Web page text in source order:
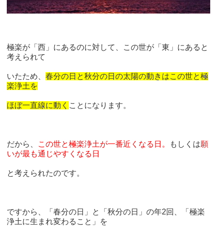
極楽が「西」にあるのに対して、この世が「東」にあると
考えられて
いたため、春分の日と秋分の日の太陽の動きはこの世と極
楽浄土を
ほぼ一直線に動く ことになります。
だから、 この世と極楽浄土が一番近くなる日。 もしくは願
いが最も通じやすくなる日
と考えられたのです。
ですから、「春分の日」と「秋分の日」の年2回、「極楽
浄土に生まれ変わること」を